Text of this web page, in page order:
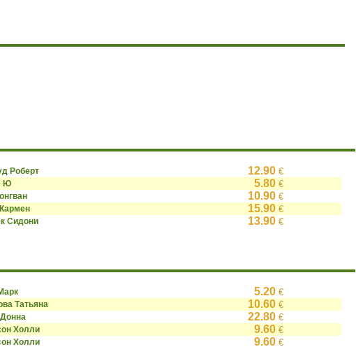
Роберт 12.90 €
Ю 5.80 €
10.90 €
15.90 €
Сидони 13.90 €
5.20 €
Татьяна 10.60 €
22.80 €
Холли 9.60 €
Холли 9.60 €